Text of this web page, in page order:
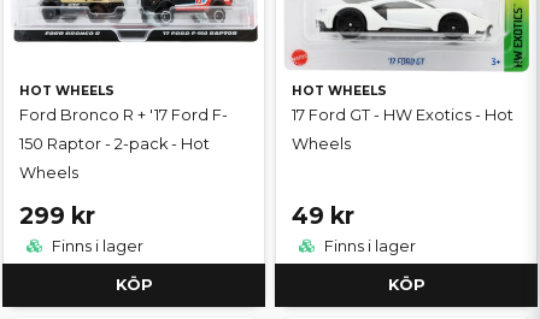
HOT WHEELS
Ford Bronco R + '17 Ford F-
150 Raptor - 2-pack - Hot
Wheels
299 kr
Finns i lager
KÖP
HOT WHEELS
17 Ford GT - HW Exotics - Hot
Wheels
49 kr
Finns i lager
KÖP